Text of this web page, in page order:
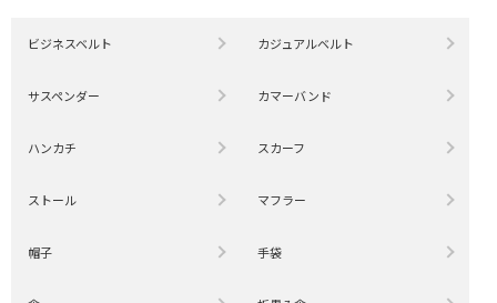
ビジネスベルト カジュアルベルト
サスペンダー カマーバンド
ハンカチ スカーフ
ストール マフラー
帽子 手袋